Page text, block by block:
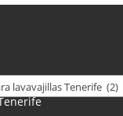
lavavajillas Tenerife (2)